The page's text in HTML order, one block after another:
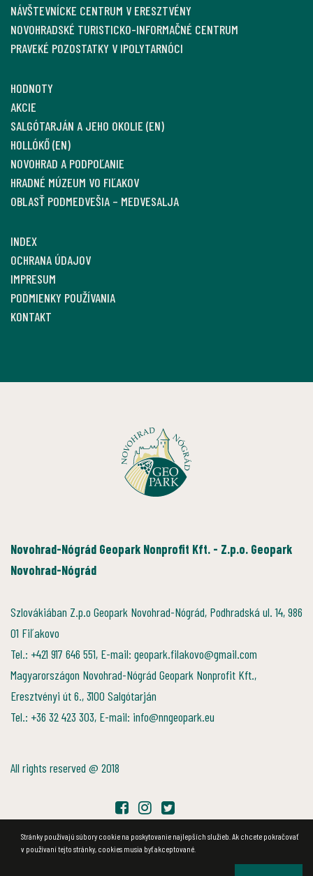
NÁVŠTEVNÍCKE CENTRUM V ERESZTVÉNY
NOVOHRADSKÉ TURISTICKO-INFORMAČNÉ CENTRUM
PRAVEKÉ POZOSTATKY V IPOLYTARNÓCI
HODNOTY
AKCIE
SALGÓTARJÁN A JEHO OKOLIE (EN)
HOLLÓKŐ (EN)
NOVOHRAD A PODPOĽANIE
HRADNÉ MÚZEUM VO FIĽAKOV
OBLASŤ PODMEDVEŠIA – MEDVESALJA
INDEX
OCHRANA ÚDAJOV
IMPRESUM
PODMIENKY POUŽÍVANIA
KONTAKT
Novohrad-Nógrád Geopark Nonprofit Kft. - Z.p.o. Geopark
Novohrad-Nógrád
Szlovákiában Z.p.o Geopark Novohrad-Nógrád, Podhradská ul. 14, 986
01 Fiľakovo
Tel.: +421 917 646 551, E-mail: geopark.filakovo@gmail.com
Magyarországon Novohrad-Nógrád Geopark Nonprofit Kft.,
Eresztvényi út 6., 3100 Salgótarján
Tel.: +36 32 423 303, E-mail: info@nngeopark.eu
All rights reserved @ 2018
Stránky používajú súbory cookie na poskytovanie najlepších služieb. Ak chcete pokračovať
v používaní tejto stránky, cookies musia byť akceptované.